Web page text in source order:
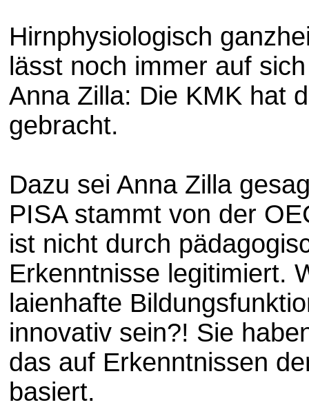
Hirnphysiologisch
lässt noch immer auf
Anna Zilla: Die KMK hat
gebracht.
Dazu sei Anna Zilla
PISA stammt von der
ist nicht durch
Erkenntnisse legitimiert.
laienhafte
innovativ sein?! Sie
das auf Erkenntnissen
basiert.